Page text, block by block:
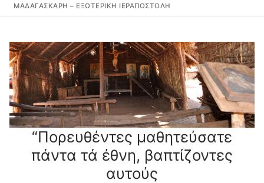
ΜΑΔΑΓΑΣΚΆΡΗ – ΕΞΩΤΕΡΙΚΉ ΙΕΡΑΠΟΣΤΟΛΉ
“Πορευθέντες μαθητεύσατε
πάντα τά έθνη, βαπτίζοντες
αυτούς